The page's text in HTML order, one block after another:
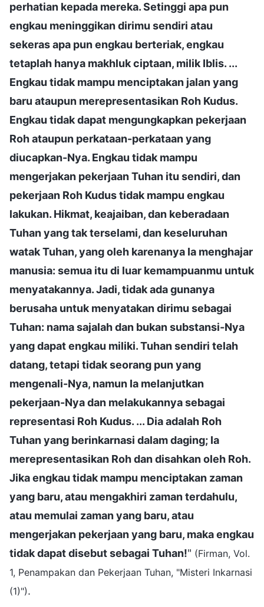
perhatian kepada mereka. Setinggi apa pun
engkau meninggikan dirimu sendiri atau
sekeras apa pun engkau berteriak, engkau
tetaplah hanya makhluk ciptaan, milik Iblis. ...
Engkau tidak mampu menciptakan jalan yang
baru ataupun merepresentasikan Roh Kudus.
Engkau tidak dapat mengungkapkan pekerjaan
Roh ataupun perkataan-perkataan yang
diucapkan-Nya. Engkau tidak mampu
mengerjakan pekerjaan Tuhan itu sendiri, dan
pekerjaan Roh Kudus tidak mampu engkau
lakukan. Hikmat, keajaiban, dan keberadaan
Tuhan yang tak terselami, dan keseluruhan
watak Tuhan, yang oleh karenanya Ia menghajar
manusia: semua itu di luar kemampuanmu untuk
menyatakannya. Jadi, tidak ada gunanya
berusaha untuk menyatakan dirimu sebagai
Tuhan: nama sajalah dan bukan substansi-Nya
yang dapat engkau miliki. Tuhan sendiri telah
datang, tetapi tidak seorang pun yang
mengenali-Nya, namun Ia melanjutkan
pekerjaan-Nya dan melakukannya sebagai
representasi Roh Kudus. ... Dia adalah Roh
Tuhan yang berinkarnasi dalam daging; Ia
merepresentasikan Roh dan disahkan oleh Roh.
Jika engkau tidak mampu menciptakan zaman
yang baru, atau mengakhiri zaman terdahulu,
atau memulai zaman yang baru, atau
mengerjakan pekerjaan yang baru, maka engkau
tidak dapat disebut sebagai Tuhan!" (Firman, Vol.
1, Penampakan dan Pekerjaan Tuhan, "Misteri Inkarnasi
(1)").